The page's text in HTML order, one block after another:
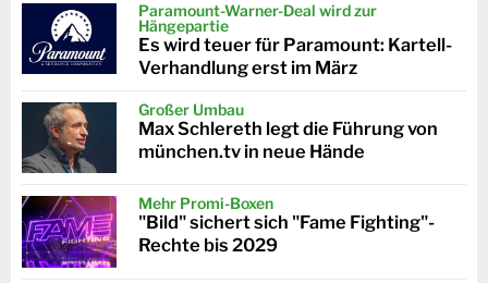
Paramount-Warner-Deal wird zur
Hängepartie
Es wird teuer für Paramount: Kartell-
Verhandlung erst im März
Großer Umbau
Max Schlereth legt die Führung von
münchen.tv in neue Hände
Mehr Promi-Boxen
"Bild" sichert sich "Fame Fighting"-
Rechte bis 2029